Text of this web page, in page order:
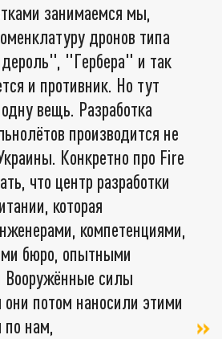
занимаемся мы,
дронов типа
"Гербера" и так
и противник. Но тут
вещь. Разработка
производится не
Конкретно про Fire
что центр разработки
которая
компетенциями,
бюро, опытными
Вооружённые силы
потом наносили этими
нам,